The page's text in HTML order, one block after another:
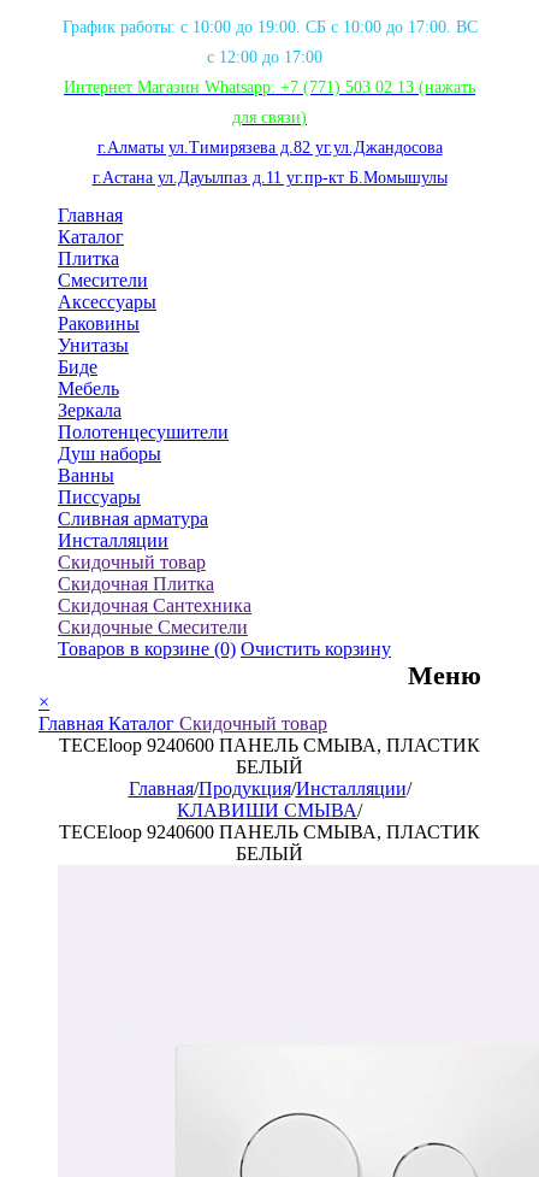
График работы: с 10:00 до 19:00. СБ с 10:00 до 17:00. ВС
с 12:00 до 17:00
Интернет Магазин Whatsapp: +7 (771) 503 02 13 (нажать
для связи)
г.Алматы ул.Тимирязева д.82 уг.ул.Джандосова
г.Астана ул.Дауылпаз д.11 уг.пр-кт Б.Момышулы
Главная
Каталог
Плитка
Смесители
Аксессуары
Раковины
Унитазы
Биде
Мебель
Зеркала
Полотенцесушители
Душ наборы
Ванны
Писсуары
Сливная арматура
Инсталляции
Скидочный товар
Скидочная Плитка
Скидочная Сантехника
Скидочные Смесители
Товаров в корзине (0) Очистить корзину
Меню
×
Главная Каталог Скидочный товар
TECEloop 9240600 ПАНЕЛЬ СМЫВА, ПЛАСТИК
БЕЛЫЙ
Главная/Продукция/Инсталляции/
КЛАВИШИ СМЫВА/
TECEloop 9240600 ПАНЕЛЬ СМЫВА, ПЛАСТИК
БЕЛЫЙ